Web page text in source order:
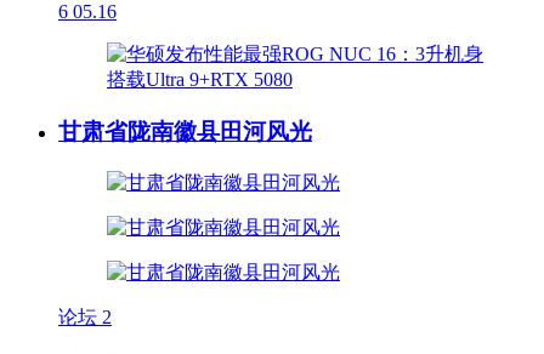
6 05.16
甘肃省陇南徽县田河风光
论坛 2